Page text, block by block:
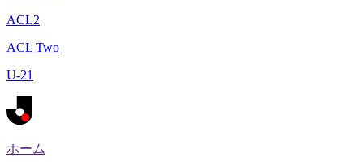
ACL2
ACL Two
U-21
ホーム